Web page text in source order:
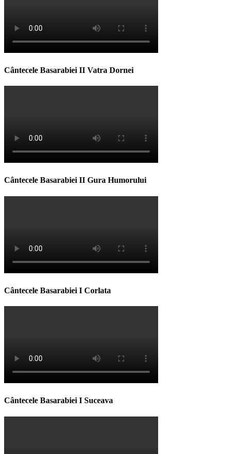
Cântecele Basarabiei II Vatra Dornei
Cântecele Basarabiei II Gura Humorului
Cântecele Basarabiei I Corlata
Cântecele Basarabiei I Suceava